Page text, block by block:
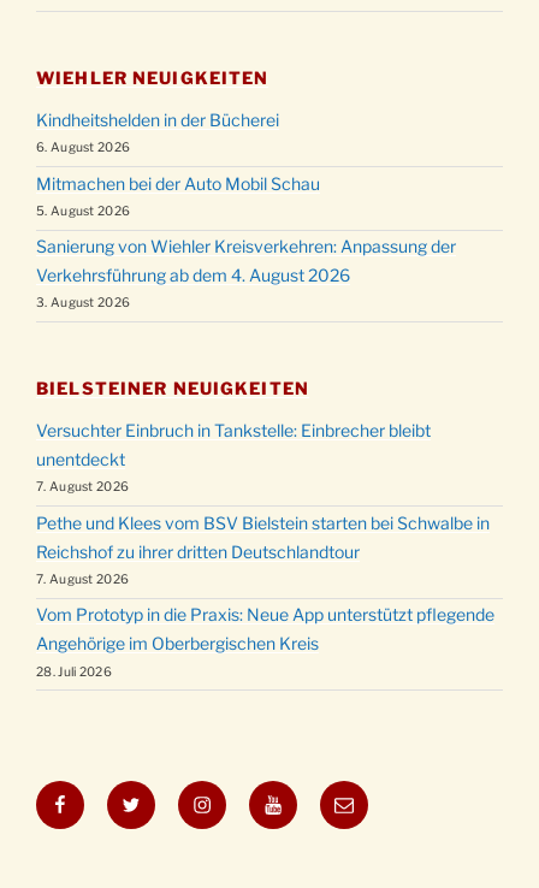
WIEHLER NEUIGKEITEN
Kindheitshelden in der Bücherei
6. August 2026
Mitmachen bei der Auto Mobil Schau
5. August 2026
Sanierung von Wiehler Kreisverkehren: Anpassung der
Verkehrsführung ab dem 4. August 2026
3. August 2026
BIELSTEINER NEUIGKEITEN
Versuchter Einbruch in Tankstelle: Einbrecher bleibt
unentdeckt
7. August 2026
Pethe und Klees vom BSV Bielstein starten bei Schwalbe in
Reichshof zu ihrer dritten Deutschlandtour
7. August 2026
Vom Prototyp in die Praxis: Neue App unterstützt pflegende
Angehörige im Oberbergischen Kreis
28. Juli 2026
FacebookTwitter InstagramYouTubeE-
Mail